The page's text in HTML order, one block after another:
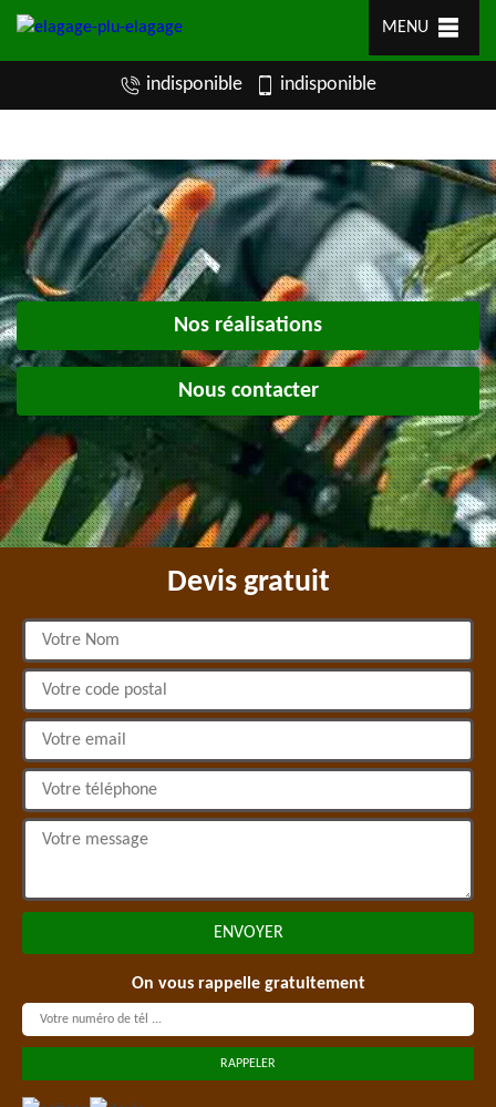
MENU
indisponible indisponible
Nos réalisations
Nous contacter
Devis gratuit
On vous rappelle gratuitement